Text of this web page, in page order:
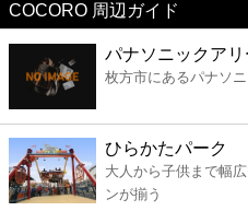
美容
コンビニ
薬局
スーパー
COCORO 周辺ガイド
パナソニックアリ
枚方市にあるパナソ
ひらかたパーク
大人から子供まで幅
ンが揃う